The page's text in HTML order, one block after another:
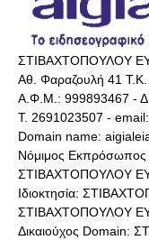
ΣΤΙΒΑΧΤΟΠΟΥΛΟΥ
Αθ. Φαραζουλή 41 Τ.Κ.
Α.Φ.Μ.: 999893467 -
Τ. 2691023507 -
Domain name:
Νόμιμος Εκπρόσωπος
ΣΤΙΒΑΧΤΟΠΟΥΛΟΥ
Ιδιοκτησία:
ΣΤΙΒΑΧΤΟΠΟΥΛΟΥ
Δικαιούχος Domain: